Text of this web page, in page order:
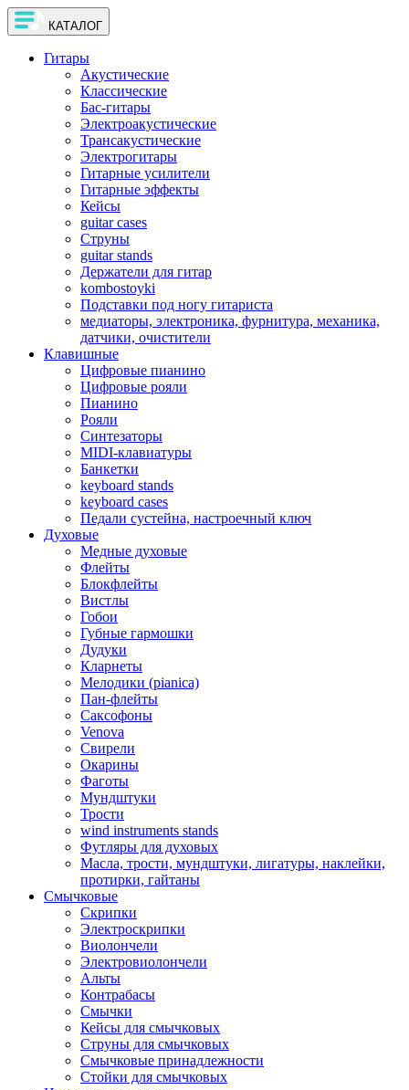
КАТАЛОГ
Гитары
Акустические
Классические
Бас-гитары
Электроакустические
Трансакустические
Электрогитары
Гитарные усилители
Гитарные эффекты
Кейсы
guitar cases
Струны
guitar stands
Держатели для гитар
kombostoyki
Подставки под ногу гитариста
медиаторы, электроника, фурнитура, механика,
датчики, очистители
Клавишные
Цифровые пианино
Цифровые рояли
Пианино
Рояли
Синтезаторы
MIDI-клавиатуры
Банкетки
keyboard stands
keyboard cases
Педали сустейна, настроечный ключ
Духовые
Медные духовые
Флейты
Блокфлейты
Вистлы
Гобои
Губные гармошки
Дудуки
Кларнеты
Мелодики (pianica)
Пан-флейты
Саксофоны
Venova
Свирели
Окарины
Фаготы
Мундштуки
Трости
wind instruments stands
Футляры для духовых
Масла, трости, мундштуки, лигатуры, наклейки,
протирки, гайтаны
Смычковые
Скрипки
Электроскрипки
Виолончели
Электровиолончели
Альты
Контрабасы
Смычки
Кейсы для смычковых
Струны для смычковых
Смычковые принадлежности
Стойки для смычковых